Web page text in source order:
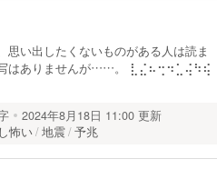
い出したくないものがある人は読ま
はありませんが……。 ⣇⣌⠦⢒⠲⣁⢬⠳⢮
2024年8月18日 11:00 更新
怖い 地震 予兆